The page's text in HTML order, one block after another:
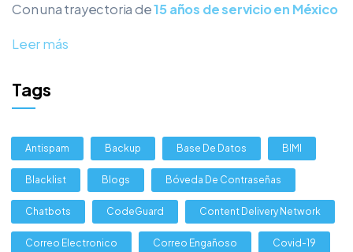
Con una trayectoria de15 años de servicio en México
Leer más
Tags
Antispam Backup Base De Datos BIMI
Blacklist Blogs Bóveda De Contraseñas
Chatbots CodeGuard Content Delivery Network
Correo Electronico Correo Engañoso Covid-19